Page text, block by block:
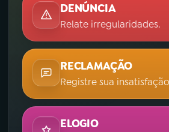
DENÚNCIA
Relate irregularidades.
RECLAMAÇÃO
Registre sua
ELOGIO